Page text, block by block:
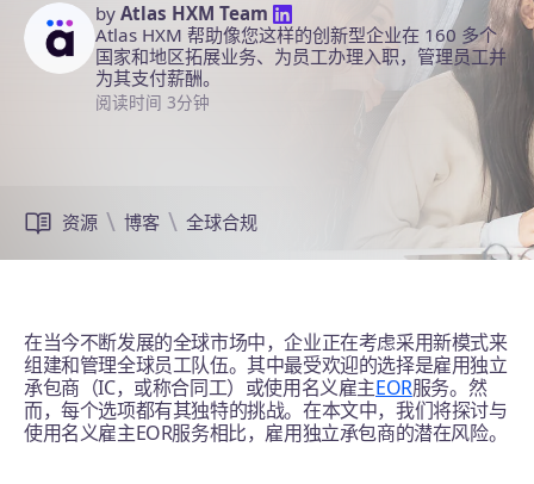
by Atlas HXM Team
Atlas HXM 帮助像您这样的创新型企业在 160 多个
国家和地区拓展业务、为员工办理入职，管理员工并
为其支付薪酬。
阅读时间 3分钟
资源 博客 全球合规
在当今不断发展的全球市场中，企业正在考虑采用新模式来
组建和管理全球员工队伍。其中最受欢迎的选择是雇用独立
承包商（IC，或称合同工）或使用名义雇主EOR服务。然
而，每个选项都有其独特的挑战。在本文中，我们将探讨与
使用名义雇主EOR服务相比，雇用独立承包商的潜在风险。